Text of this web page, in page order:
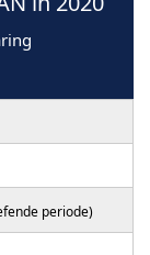
periode)